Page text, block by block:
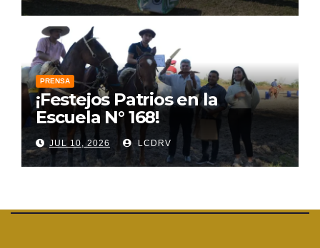
PRENSA
¡Festejos Patrios en la
Escuela N° 168!
JUL 10, 2026 LCDRV